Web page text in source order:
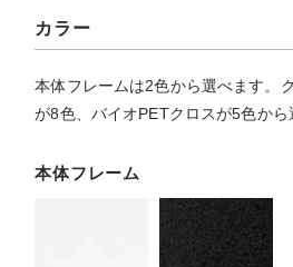
カラー
本体フレームは2色から選べます。
が8色、バイオPETクロスが5色から
本体フレーム